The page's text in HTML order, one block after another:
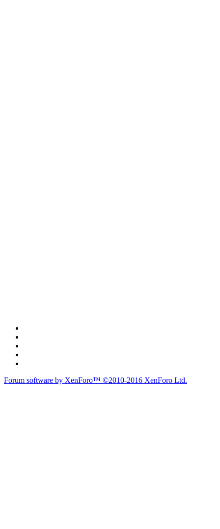
Forum software by XenForo™ ©2010-2016 XenForo Ltd.